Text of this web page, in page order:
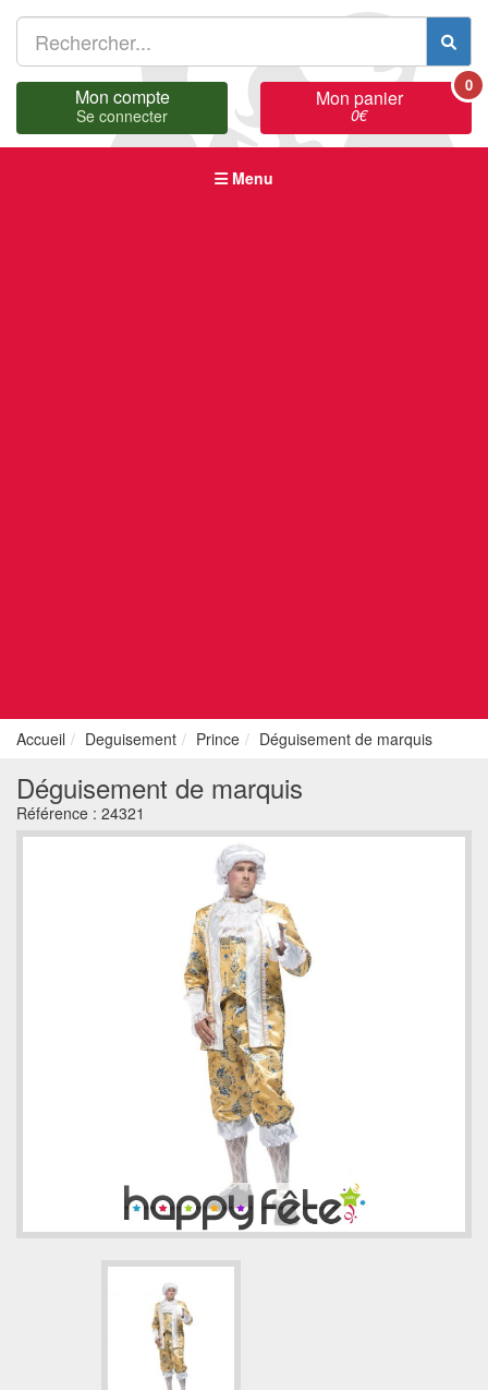
Mon compte
Se connecter
Mon panier
0€
0
Menu
Accueil Deguisement Prince Déguisement de marquis
Déguisement de marquis
Référence : 24321